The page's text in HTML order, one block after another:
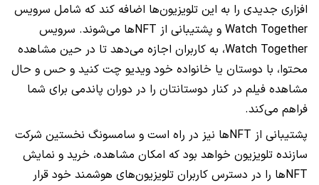
افزاری جدیدی را به این تلویزیون‌ها اضافه کند که شامل سرویس‌
Watch Together و پشتیبانی از NFT‌ها می‌شوند. سرویس
Watch Together، به کاربران اجازه می‌دهد تا در حین مشاهده
محتوا، با دوستان یا خانواده خود ویدیو چت کنید و حس و حال
مشاهده فیلم در کنار دوستانتان را در دوران پاندمی برای شما
فراهم می‌کند.
پشتیبانی از NFT‌ها نیز در راه است و سامسونگ نخستین شرکت
سازنده تلویزیون خواهد بود که امکان مشاهده، خرید و نمایش
NFTها را در دسترس کاربران تلویزیون‌های هوشمند خود قرار